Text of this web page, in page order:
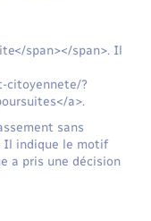
span></span>. Il
citoyennete/?
a>.
sans
Il indique le motif
a pris une décision